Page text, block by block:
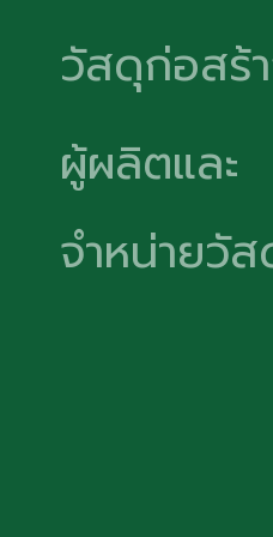
วัสดุก่อสร้
ผู้ผลิตและ
จำหน่ายวั